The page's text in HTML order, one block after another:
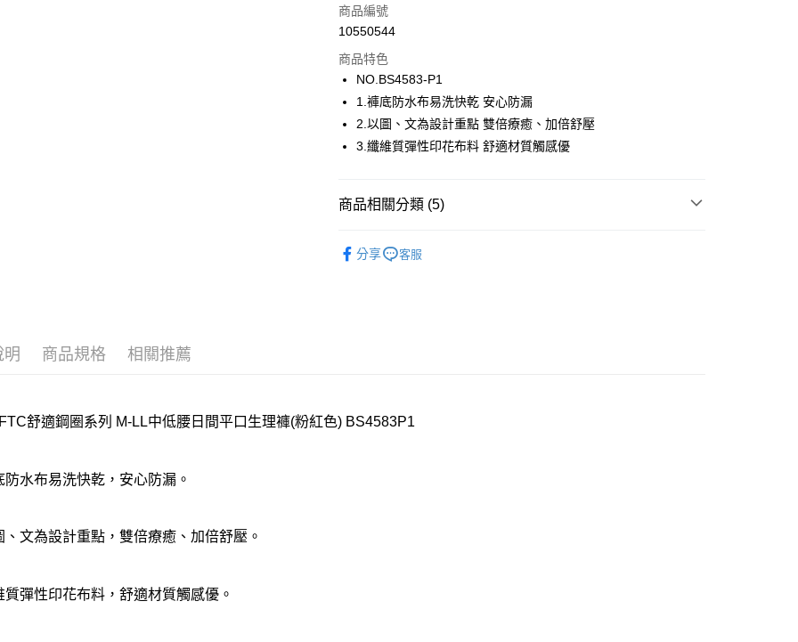
街口支付
ATM付款
運送方式
全家取貨付款
付款後全家取貨
7-11取貨付款
商品編號
10550544
商品特色
NO.BS4583-P1
1.褲底防水布易洗快乾 安心防漏
2.以圖、文為設計重點 雙倍療癒、加倍舒壓
3.纖維質彈性印花布料 舒適材質觸感優
商品相關分類 (5)
分享 客服
明 商品規格 相關推薦
舒適鋼圈系列 M-LL中低腰日間平口生理褲(粉紅色) BS4583P1
防水布易洗快乾，安心防漏。
、文為設計重點，雙倍療癒、加倍舒壓。
質彈性印花布料，舒適材質觸感優。